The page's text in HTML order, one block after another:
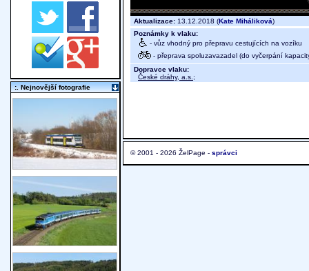
Aktualizace: 13.12.2018 (Kate Miháliková)
Poznámky k vlaku:
- vůz vhodný pro přepravu cestujících na vozíku
- přeprava spoluzavazadel (do vyčerpání
Dopravce vlaku:
České dráhy, a.s. ;
© 2001 - 2026 ŽelPage - správci
:. Nejnovější fotografie